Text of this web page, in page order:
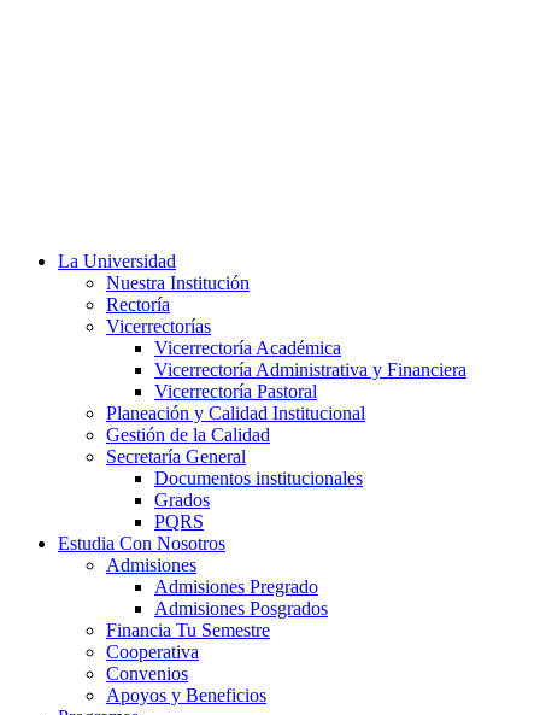
La Universidad
Nuestra Institución
Rectoría
Vicerrectorías
Vicerrectoría Académica
Vicerrectoría Administrativa y Financiera
Vicerrectoría Pastoral
Planeación y Calidad Institucional
Gestión de la Calidad
Secretaría General
Documentos institucionales
Grados
PQRS
Estudia Con Nosotros
Admisiones
Admisiones Pregrado
Admisiones Posgrados
Financia Tu Semestre
Cooperativa
Convenios
Apoyos y Beneficios